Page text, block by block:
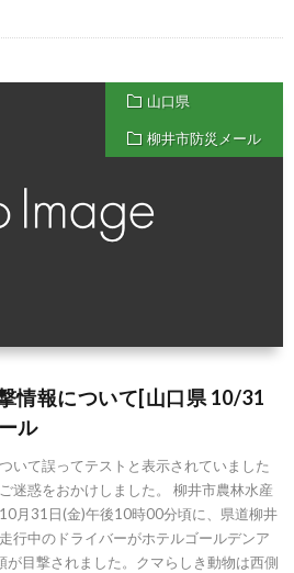
山口県
柳井市防災メール
情報について[山口県 10/31
ル
いて誤ってテストと表示されていました
迷惑をおかけしました。 柳井市農林水産
月31日(金)午後10時00分頃に、県道柳井
行中のドライバーがホテルゴールデンア
が目撃されました。クマらしき動物は西側